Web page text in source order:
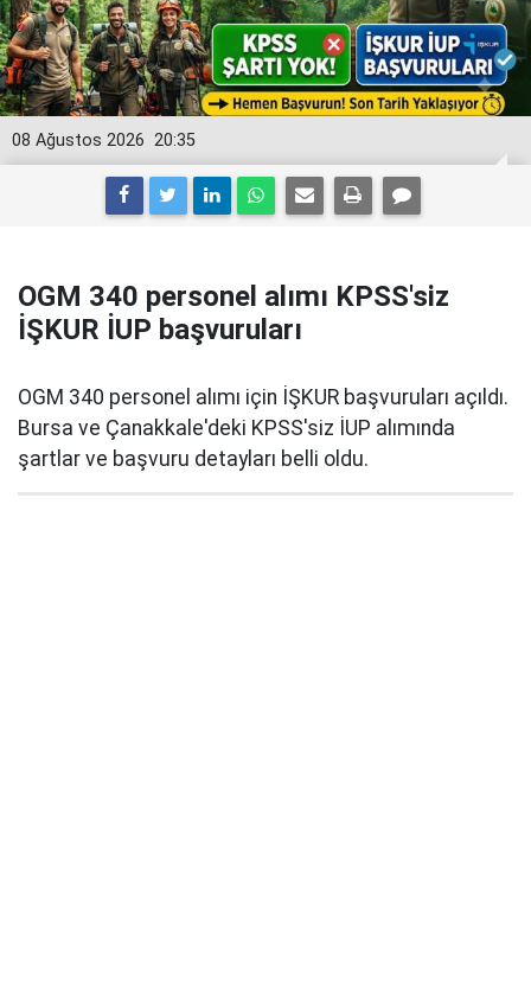
20:35
08 Ağustos 2026
OGM 340 personel alımı KPSS'siz
İŞKUR İUP başvuruları
OGM 340 personel alımı için İŞKUR başvuruları açıldı.
Bursa ve Çanakkale'deki KPSS'siz İUP alımında
şartlar ve başvuru detayları belli oldu.